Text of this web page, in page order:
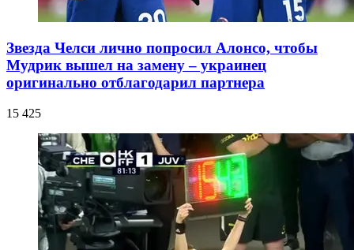
Звезда Челси лично попросил Алонсо, чтобы
Мудрик вышел на замену – украинец
оригинально отблагодарил партнера
15 425